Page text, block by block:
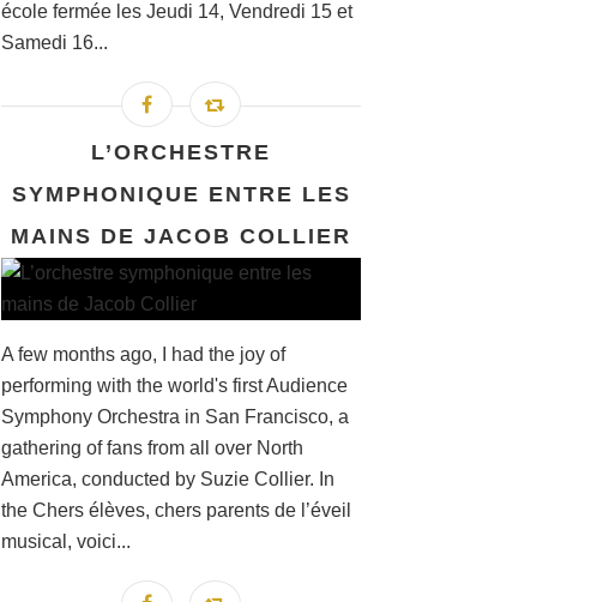
école fermée les Jeudi 14, Vendredi 15 et
Samedi 16...
L’ORCHESTRE
SYMPHONIQUE ENTRE LES
MAINS DE JACOB COLLIER
A few months ago, I had the joy of
performing with the world's first Audience
Symphony Orchestra in San Francisco, a
gathering of fans from all over North
America, conducted by Suzie Collier. In
the Chers élèves, chers parents de l’éveil
musical, voici...